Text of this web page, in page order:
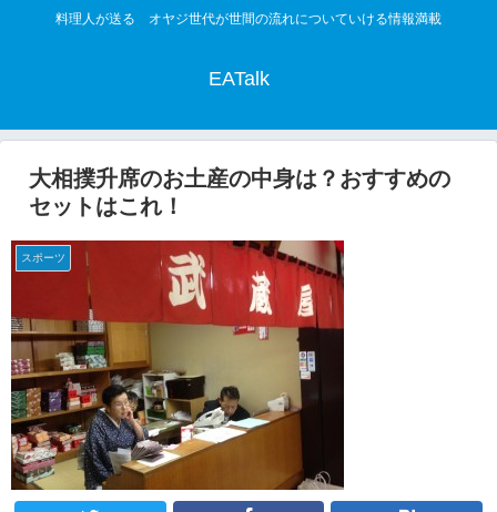
料理人が送る オヤジ世代が世間の流れについていける情報満載
EATalk
大相撲升席のお土産の中身は？おすすめの
セットはこれ！
スポーツ